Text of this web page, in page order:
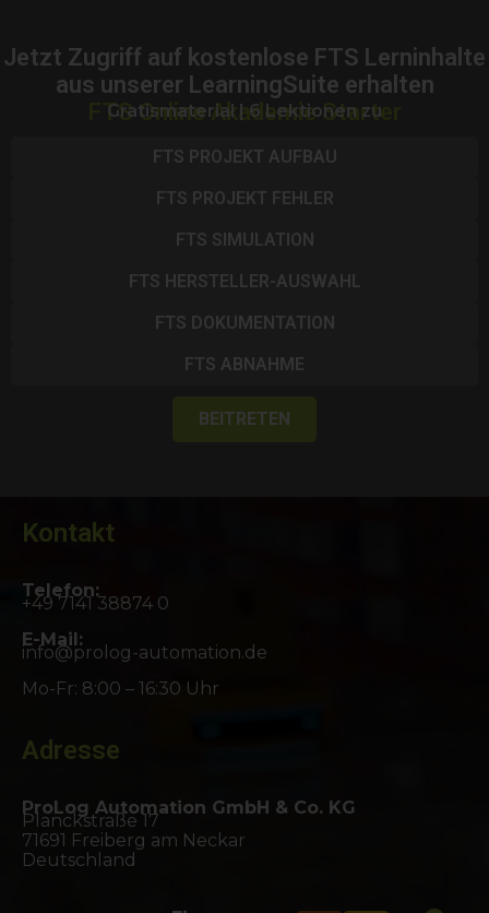
Jetzt Zugriff auf kostenlose FTS Lerninhalte
aus unserer LearningSuite erhalten
FTS Online Akademie Starter
Gratismaterial | 6 Lektionen zu
FTS PROJEKT AUFBAU
FTS PROJEKT FEHLER
FTS SIMULATION
FTS HERSTELLER-AUSWAHL
FTS DOKUMENTATION
FTS ABNAHME
BEITRETEN
Kontakt
Telefon:
+49 7141 38874 0
E-Mail:
info@prolog-automation.de
Mo-Fr: 8:00 – 16:30 Uhr
Adresse
ProLog Automation GmbH & Co. KG
Planckstraße 17
71691 Freiberg am Neckar
Deutschland